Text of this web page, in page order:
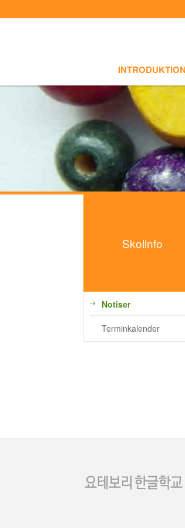
Skolinfo
Notiser
Terminkalender
Skolinfo
- Terminkalender
Photoalbum
Sketchbook5, 스케치
Sketchbook5, 스케치